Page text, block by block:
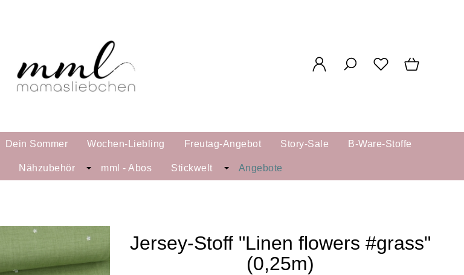
Dein Sommer Wochen-Liebling Freutag-Angebot Story-Sale B-Ware-Stoffe
Nähzubehör mml - Abos Stickwelt Angebote
Jersey-Stoff "Linen flowers #grass"
(0,25m)